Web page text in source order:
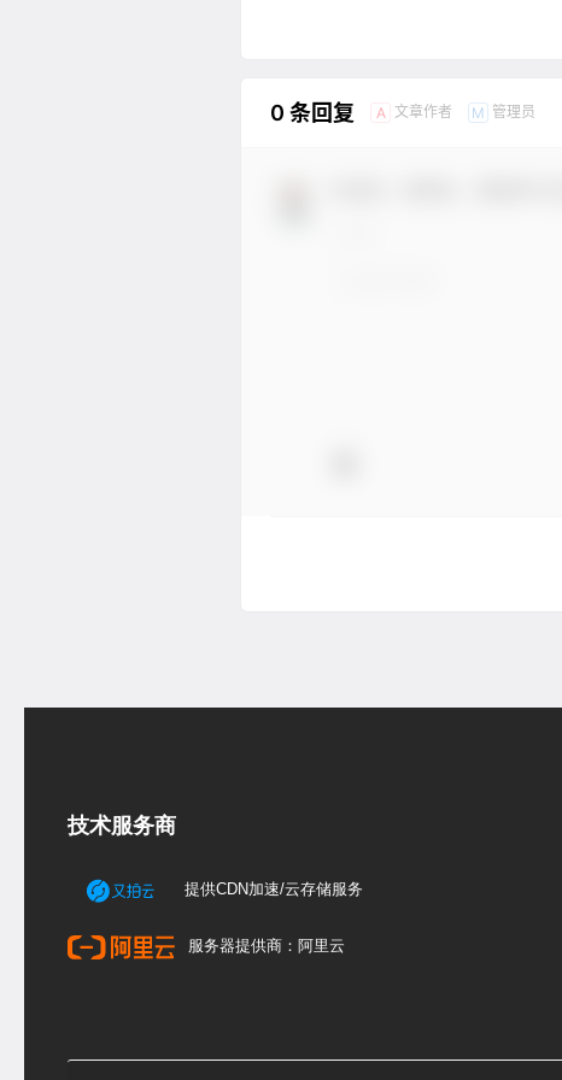
0 条回复 A 文章作者 M 管理员
技术服务商
提供CDN加速/云存储服务
服务器提供商：阿里云